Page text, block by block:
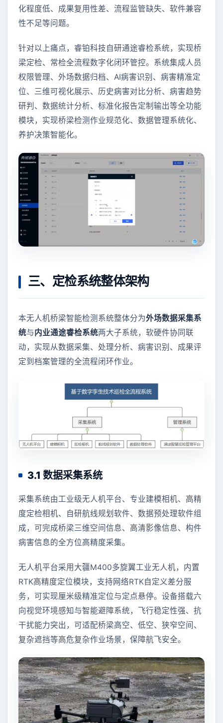
化程度低、成果复用性差、流程监管缺失、软件兼容
性不足等问题。
针对以上痛点，睿铂科技自研通途睿检系统，实现桥
梁定检、常检全流程数字化闭环管控。系统集成人员
权限管理、外场数据归档、AI病害识别、病害精准定
位、三维可视化展示、历史病害对比分析、病害趋势
研判、数据统计分析、标准化报告定制输出等全功能
模块，实现桥梁检测作业规范化、数据管理系统化、
养护决策智能化。
三、定检系统整体架构
本无人机桥梁智能检测系统整体分为外场数据采集系
统与内业通途睿检系统两大子系统，软硬件协同联
动，实现从数据采集、处理分析、病害识别、成果评
定到档案管理的全流程闭环作业。
3.1 数据采集系统
采集系统由工业级无人机平台、专业建模相机、高精
度定检相机、自研航线规划软件、数据预处理软件组
成，可完成桥梁三维空间信息、高清影像信息、构件
病害信息的全方位高精度采集。
无人机平台采用大疆M400多旋翼工业无人机，内置
RTK高精度定位模块，支持网络RTK自定义差分服
务，可实现厘米级精准定位与定点悬停。设备搭载六
向视觉环境感知与智能避障系统，飞行稳定性强、抗
干扰能力突出，可适配桥梁高空、低空、狭窄空间、
复杂遮挡等高危复杂作业场景，保障航飞安全。